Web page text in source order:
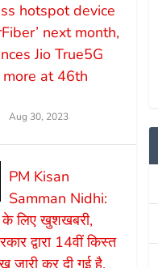
hotspot device
next month,
Jio True5G
at 46th
Aug 30, 2023
PM Kisan
Samman Nidhi:
के लिए खुशखबरी,
द्वारा 14वीं किस्त
जारी कर दी गई है.